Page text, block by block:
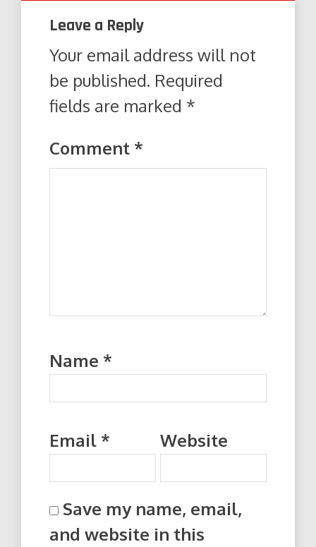
Leave a Reply
Your email address will not
be published. Required
fields are marked *
Comment *
Name *
Email * Website
Save my name, email,
and website in this